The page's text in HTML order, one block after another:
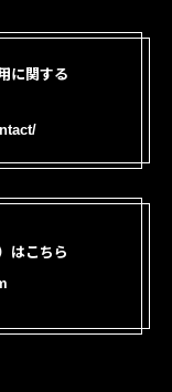
に関する
はこちら